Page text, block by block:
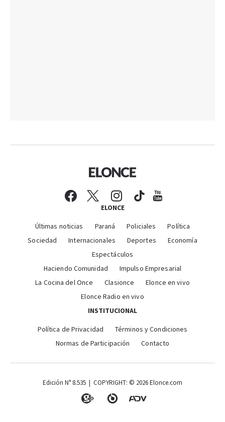
ELONCE
Últimas noticias Paraná Policiales
Política
Sociedad
Internacionales Deportes
Economía
Espectáculos
Haciendo Comunidad
Impulso Empresarial
La Cocina del Once
Clasionce
Elonce en vivo
Elonce Radio en vivo
INSTITUCIONAL
Política de Privacidad
Términos y Condiciones
Normas de Participación
Contacto
Edición N° 8.535 | COPYRIGHT: © 2026 Elonce.com